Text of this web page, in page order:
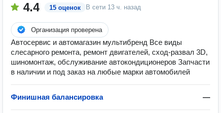
4.4 15 оценок В сети 13 ч. назад
Организация проверена
Автосервис и автомагазин мультибренд Все виды
слесарного ремонта, ремонт двигателей, сход-развал 3D,
шиномонтаж, обслуживание автокондиционеров Запчасти
в наличии и под заказ на любые марки автомобилей
Финишная балансировка —